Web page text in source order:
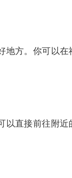
地方。你可以
以直接前往附